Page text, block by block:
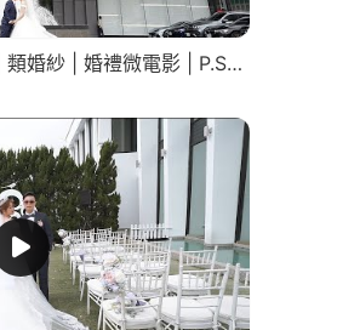
台北大直典華婚宴會館 | 類婚紗 | 婚禮微電影 | P.S. Wedding Studio。攝影工作室